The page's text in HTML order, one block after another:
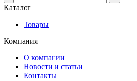
Каталог
Товары
Компания
О компании
Новости и статьи
Контакты